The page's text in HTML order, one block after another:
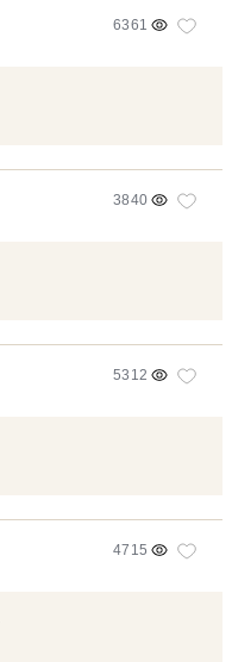
6361
3840
5312
4715